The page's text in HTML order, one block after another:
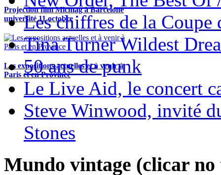
Projection film Micmag à Barcelone
université 11 octobre
Les expositions actuelles et à venir à
Paris et en Province
Les chiffres de la Coupe
Tina Turner Wildest
50 ans de punk
Le Live Aid, le concert
Steve Winwood, invité
Stones
Mundo vintage (clicar